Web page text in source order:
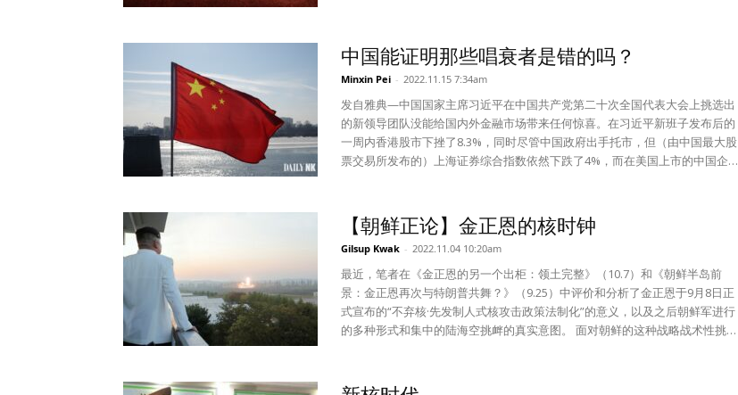
是在阐明自己已经到达了与前人并驾齐驱的地位，也可能是想表明“金日成和金
正日是配角，金正恩是主角”。 第三，今年以来，朝鲜取消或缩小了跟金日成相
关的活动。2月是宣布金日成主义化纲领五十周年大庆，以及金日成发表农村体
制六十周年大庆，可是没有召开中央报告大会。金日成诞辰112周年纪念活动名
称也从过去的“太阳节”变更为“4.15”。 第四，这次的劳动党第八届第十次全员会
议是修改金正恩在去年年末的党全员会议上提出的“两个国家论”的重要会议（制
定了新的国境线，修改了强调民族和统一的前一代路线）。在这种时期佩戴金
的太阳”）措施。首先基于综合考虑对内、对南、对外因素的“两个国家论”，其
次通过跟普京的两次首脑会晤签署的“事实上的同盟条约”也提高了他的自信。
今后，朝鲜可能会扩大普及金正恩肖像和偶像化；把生日指定为国家纪念日来
加强单人偶像化的措施；正式宣布和普及两个国家论、人民大众第一主义、新
的党建五大思想（政治、组织、思想、纪律、作风建设）等措施强调和宣传金
正恩超越前人的卓越的思想理论家、世界级领导人形象。 因此，我们也需要通
过线上和线下等多方面向朝鲜百姓和国际社会告知金正恩出生的秘密、反人伦
立场。
特执政期间暂停了六年的南海联合巡逻，。 除美国外，菲律宾最近还同意与日
本深化防务关系，日本军队获得更多进入菲律宾领土进行训练和获得补给的机
会。 此外，菲律宾正在寻求与英国加强海上合作。 两国于 2 月 7 日举行了首次
海事对话（Maritime Dialogue）。两周后，菲律宾国防部长与澳大利亚国防部
长同意将他们的“战略”防御接触——可能包括南海联合巡逻——正式化。 因
此，菲律宾正逐渐成为东南亚民主国家军事合作的重要枢纽。 这为美国提供了
重要的战略利益——而中国只能怪自己。...
购物、在餐厅用餐、参观公园和寺庙——所有这些都无需进行每日新冠测试，
也不必担心在隔离中心强制逗留。 但中国不能简单地向大流行病挥手告别。 疫
苗接种率仍然很低，尤其是老年人，只有 40% 的 80 岁以上的人接种了三剂疫
苗（包括加强针）。 而中国的医院容量——每 10 万人 3.4 张重症监护病床——
仍远低于发达国家水平。 英国是中国的3倍，美国是7.5倍，德国是10倍。 这意
味着预计感染和死亡人数将大幅上升，医疗保健系统将承受越来越大的压力。
这显然是一个严峻的挑战，但为了重新融入后新冠世界，中国必须面对它。 与
政的中国共产党构成艰难的政治考验。 目前情况的好处是，政府可以声称它正
在尊重人民的意愿。 事实上，最近几周在中国城市爆发的抗议活动可能恰恰给
了政府需要——甚至试图——废除一项政府吹嘘太久（至少在国内）太成功的
政策的理由。 2020 年初，中国积极的封锁措施有效地控制了新冠，为世界其他
地区实施类似的坚定政策、阻止病毒传播争取了时间。...
中国能证明那些唱衰者是错的吗？
Minxin Pei - 2022.11.15 7:34am
发自雅典—中国国家主席习近平在中国共产党第二十次全国代表大会上挑选出
的新领导团队没能给国内外金融市场带来任何惊喜。在习近平新班子发布后的
一周内香港股市下挫了8.3%，同时尽管中国政府出手托市，但（由中国最大股
票交易所发布的）上海证券综合指数依然下跌了4%，而在美国上市的中国企业
验、能够将实用主义置于政治之上的官员团队，没想到政治局及其常委会却充
斥着习近平的忠诚盟友和门徒。 中国的下一任总理将是曾担任习近平秘书长
（2004~2007），浙江省省长（2013~2016）和中共上海市委书记
（2017~2022）的李强。他因说服特斯拉在上海建立其最大海外工厂而广受赞
誉——这一成就增强了他对商界友好的名声。但是与1988年以来上任的其他总
理不同，李强缺乏中央经济工作经验。 而下一任国务院副总理丁薛祥的领导经
验更少，他在过去十年中一直担任习近平的主要助手。在投资者眼中这些官员
府公信力。在这方面最容易取得的政绩或许就是放弃已经破坏了整个经济并导
【朝鲜正论】金正恩的核时钟
Gilsup Kwak - 2022.11.04 10:20am
最近，笔者在《金正恩的另一个出柜：领土完整》（10.7）和《朝鲜半岛前
景：金正恩再次与特朗普共舞？》（9.25）中评价和分析了金正恩于9月8日正
式宣布的“不弃核·先发制人式核攻击政策法制化”的意义，以及之后朝鲜军进行
的多种形式和集中的陆海空挑衅的真实意图。 面对朝鲜的这种战略战术性挑
管理了朝鲜半岛的核危机。可以说第一步迈得非常好。 在这种情况下，就朝鲜